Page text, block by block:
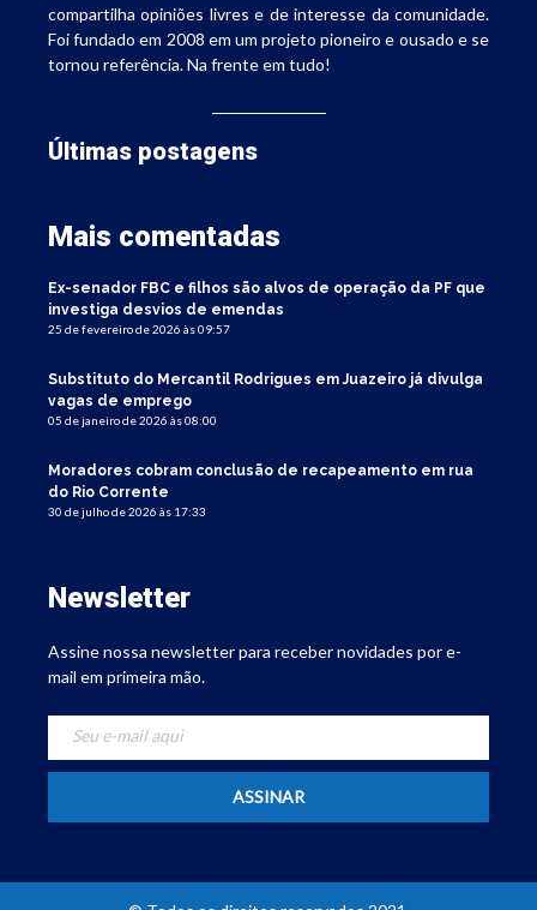
compartilha opiniões livres e de interesse da comunidade.
Foi fundado em 2008 em um projeto pioneiro e ousado e se
tornou referência. Na frente em tudo!
Últimas postagens
Mais comentadas
Ex-senador FBC e filhos são alvos de operação da PF que
investiga desvios de emendas
25 de fevereiro de 2026 às 09:57
Substituto do Mercantil Rodrigues em Juazeiro já divulga
vagas de emprego
05 de janeiro de 2026 às 08:00
Moradores cobram conclusão de recapeamento em rua
do Rio Corrente
30 de julho de 2026 às 17:33
Newsletter
Assine nossa newsletter para receber novidades por e-
mail em primeira mão.